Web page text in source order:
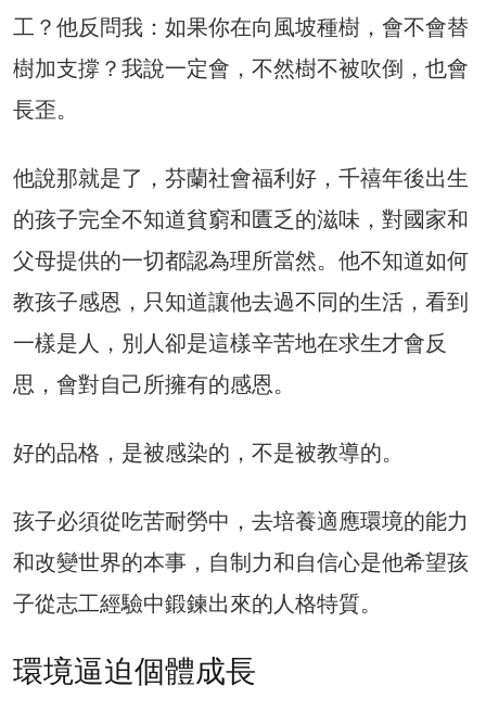
工？他反問我：如果你在向風坡種樹，會不會替
樹加支撐？我說一定會，不然樹不被吹倒，也會
長歪。
他說那就是了，芬蘭社會福利好，千禧年後出生
的孩子完全不知道貧窮和匱乏的滋味，對國家和
父母提供的一切都認為理所當然。他不知道如何
教孩子感恩，只知道讓他去過不同的生活，看到
一樣是人，別人卻是這樣辛苦地在求生才會反
思，會對自己所擁有的感恩。
好的品格，是被感染的，不是被教導的。
孩子必須從吃苦耐勞中，去培養適應環境的能力
和改變世界的本事，自制力和自信心是他希望孩
子從志工經驗中鍛鍊出來的人格特質。
環境逼迫個體成長